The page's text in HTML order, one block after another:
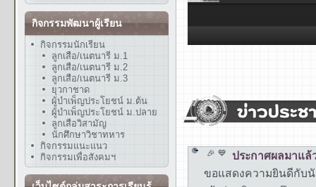
กิจกรรมพัฒนาผู้เรียน
กิจกรรมนักเรียน
ลูกเสือ/เนตนารี ม.1
ลูกเสือ/เนตนารี ม.2
ลูกเสือ/เนตนารี ม.3
ยุวกาชาด
ผู้บำเพ็ญประโยชน์ ม.ต้น
ผู้บำเพ็ญประโยชน์ ม.ปลาย
ลูกเสือวิสามัญ
นักศึกษาวิชาทหาร
กิจกรรมแนะแนว
กิจกรรมเพื่อสังคมฯ